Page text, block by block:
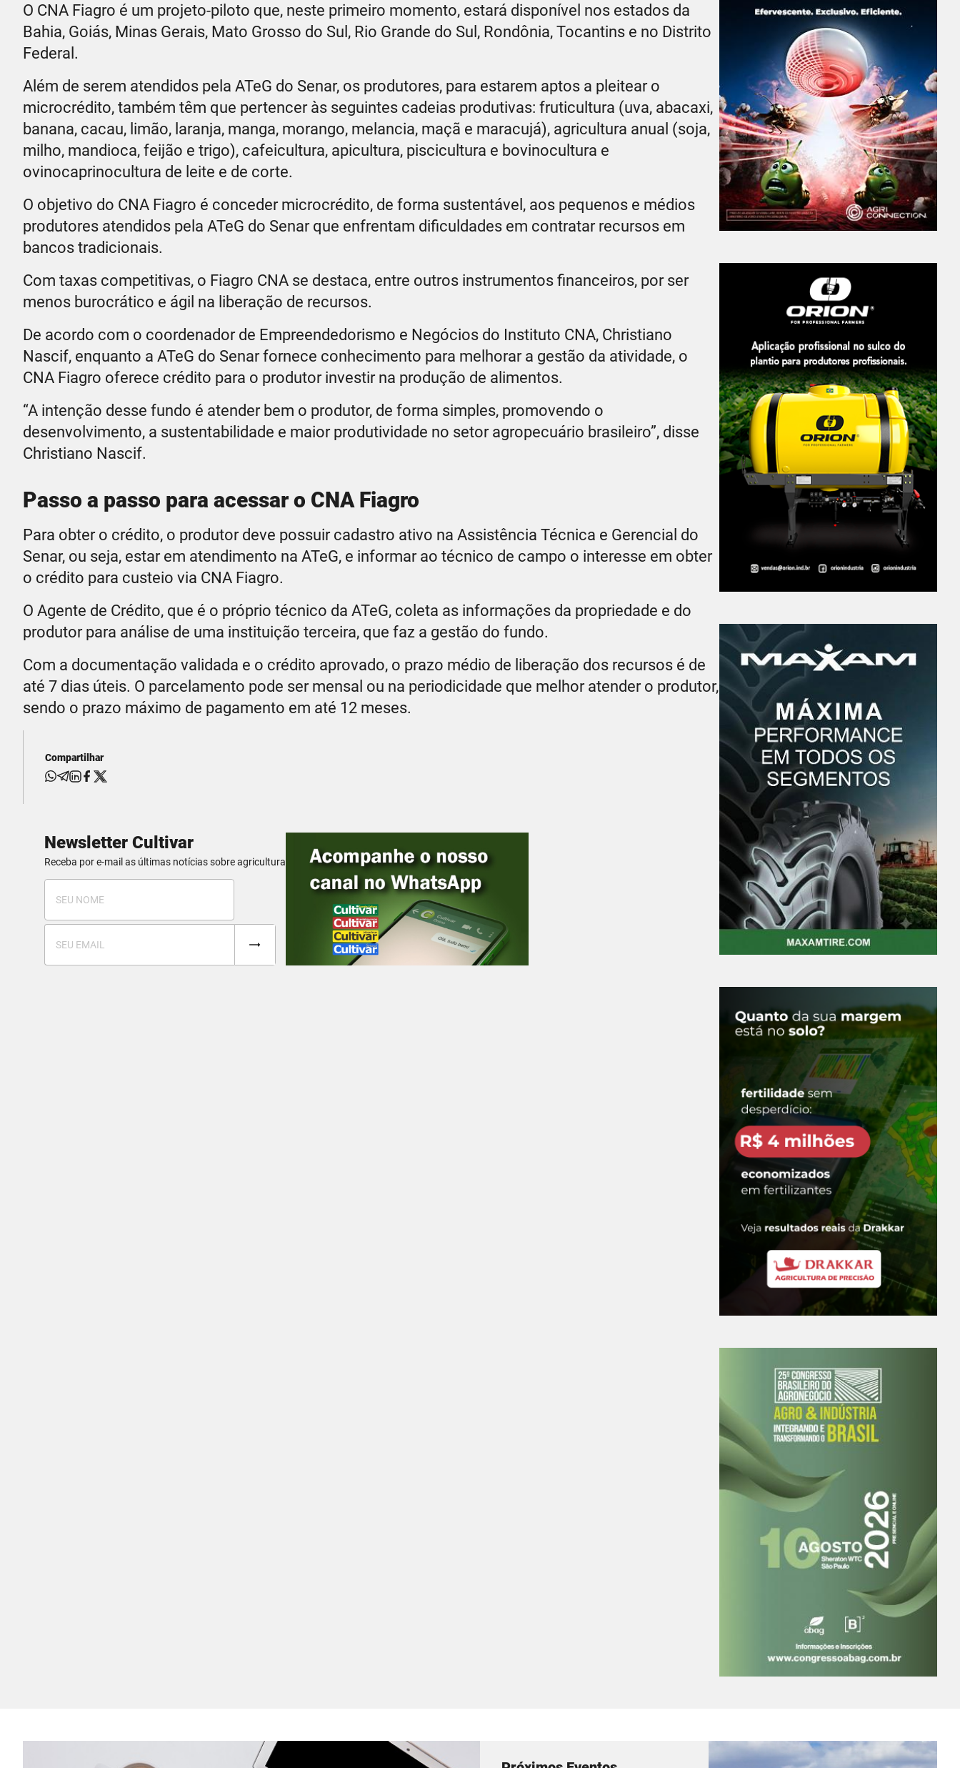
O CNA Fiagro é um projeto-piloto que, neste primeiro momento, estará disponível nos estados da
Bahia, Goiás, Minas Gerais, Mato Grosso do Sul, Rio Grande do Sul, Rondônia, Tocantins e no Distrito
Federal.
Além de serem atendidos pela ATeG do Senar, os produtores, para estarem aptos a pleitear o
microcrédito, também têm que pertencer às seguintes cadeias produtivas: fruticultura (uva, abacaxi,
banana, cacau, limão, laranja, manga, morango, melancia, maçã e maracujá), agricultura anual (soja,
milho, mandioca, feijão e trigo), cafeicultura, apicultura, piscicultura e bovinocultura e
ovinocaprinocultura de leite e de corte.
O objetivo do CNA Fiagro é conceder microcrédito, de forma sustentável, aos pequenos e médios
produtores atendidos pela ATeG do Senar que enfrentam dificuldades em contratar recursos em
bancos tradicionais.
Com taxas competitivas, o Fiagro CNA se destaca, entre outros instrumentos financeiros, por ser
menos burocrático e ágil na liberação de recursos.
De acordo com o coordenador de Empreendedorismo e Negócios do Instituto CNA, Christiano
Nascif, enquanto a ATeG do Senar fornece conhecimento para melhorar a gestão da atividade, o
CNA Fiagro oferece crédito para o produtor investir na produção de alimentos.
“A intenção desse fundo é atender bem o produtor, de forma simples, promovendo o
desenvolvimento, a sustentabilidade e maior produtividade no setor agropecuário brasileiro”, disse
Christiano Nascif.
Passo a passo para acessar o CNA Fiagro
Para obter o crédito, o produtor deve possuir cadastro ativo na Assistência Técnica e Gerencial do
Senar, ou seja, estar em atendimento na ATeG, e informar ao técnico de campo o interesse em obter
o crédito para custeio via CNA Fiagro.
O Agente de Crédito, que é o próprio técnico da ATeG, coleta as informações da propriedade e do
produtor para análise de uma instituição terceira, que faz a gestão do fundo.
Com a documentação validada e o crédito aprovado, o prazo médio de liberação dos recursos é de
até 7 dias úteis. O parcelamento pode ser mensal ou na periodicidade que melhor atender o produtor,
sendo o prazo máximo de pagamento em até 12 meses.
Compartilhar
Newsletter Cultivar
Receba por e-mail as últimas notícias sobre agricultura